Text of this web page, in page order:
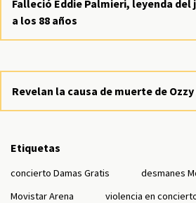
Falleció Eddie Palmieri, leyenda
a los 88 años
Revelan la causa de muerte de
Etiquetas
concierto Damas Gratis
desmanes
Movistar Arena
violencia en